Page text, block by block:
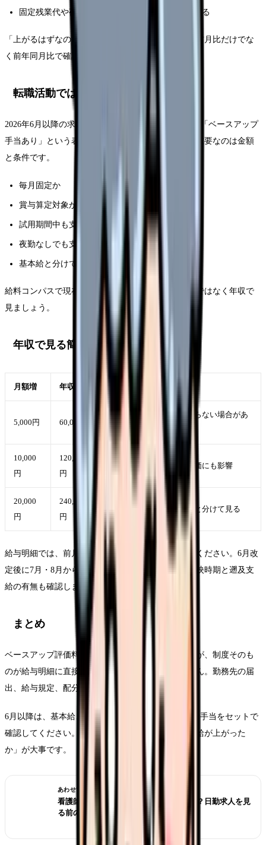
固定残業代や夜勤回数で月給総額を高く見せている
「上がるはずなのに変わっていない」と感じたら、前月比だけでな
く前年同月比で確認しましょう。
転職活動では求人票の内訳を見る
2026年6月以降の求人票では、「処遇改善手当あり」「ベースアップ
手当あり」という表記が増える可能性があります。重要なのは金額
と条件です。
毎月固定か
賞与算定対象か
試用期間中も支給されるか
夜勤なしでも支給されるか
基本給と分けて表示されているか
給料コンパスで現在の年収と比較し、求人票は月給ではなく年収で
見ましょう。
年収で見る簡易計算
月額増 年収換算 注意点
5,000円 60,000円
手当のみなら賞与には乗らない場合があ
る
10,000
円
120,000
円
基本給なら賞与・残業単価にも影響
20,000
円
240,000
円
夜勤回数増による上振れと分けて見る
給与明細では、前月比だけでなく前年同月比を見てください。6月改
定後に7月・8月から反映される職場もあるため、反映時期と遡及支
給の有無も確認しましょう。
まとめ
ベースアップ評価料は看護師の賃上げに関係しますが、制度そのも
のが給与明細に直接振り込まれるわけではありません。勤務先の届
出、給与規定、配分方針で実額は変わります。
6月以降は、基本給、処遇改善手当、賞与算定、夜勤手当をセットで
確認してください。「月給が上がった」より「基本給が上がった
か」が大事です。
あわせて読みたい
看護師が夜勤なしにすると給料は下がる？日勤求人を見
る前の収入チェック